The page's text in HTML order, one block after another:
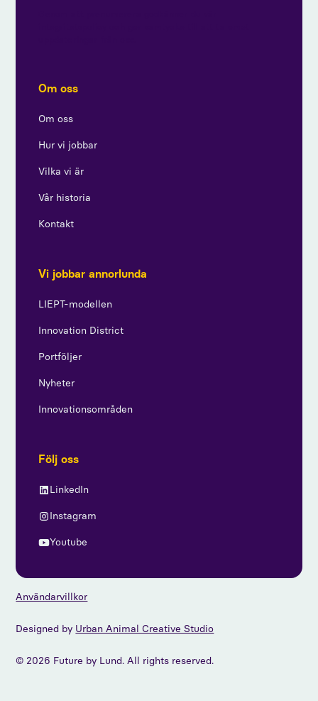
Om oss
Om oss
Hur vi jobbar
Vilka vi är
Vår historia
Kontakt
Vi jobbar annorlunda
LIEPT-modellen
Innovation District
Portföljer
Nyheter
Innovationsområden
Följ oss
LinkedIn
Instagram
Youtube
© 2026 Future by Lund. All rights reserved.
Designed by Urban Animal Creative Studio
Användarvillkor